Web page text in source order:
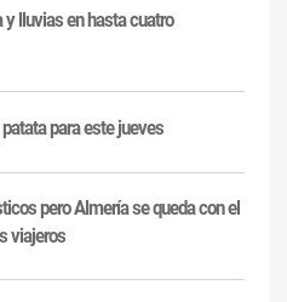
lluvias en hasta cuatro
para este jueves
pero Almería se queda con el
viajeros